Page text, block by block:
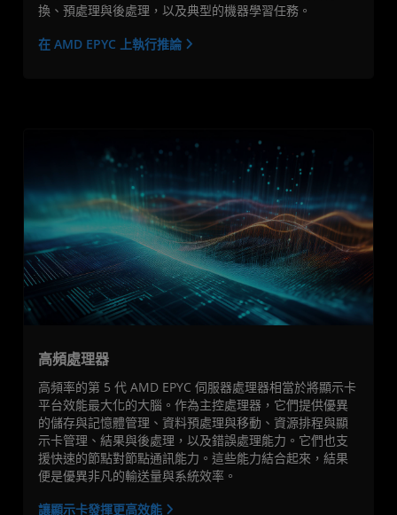
換、預處理與後處理，以及典型的機器學習任務。
在 AMD EPYC 上執行推論
高頻處理器
高頻率的第 5 代 AMD EPYC 伺服器處理器相當於將顯示卡
平台效能最大化的大腦。作為主控處理器，它們提供優異
的儲存與記憶體管理、資料預處理與移動、資源排程與顯
示卡管理、結果與後處理，以及錯誤處理能力。它們也支
援快速的節點對節點通訊能力。這些能力結合起來，結果
便是優異非凡的輸送量與系統效率。
讓顯示卡發揮更高效能